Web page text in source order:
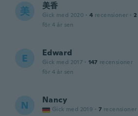
美 美香
Gick med 2020 · 4 recensioner · 2
för 4 år sen
E Edward
Gick med 2017 · 147 recensioner
för 4 år sen
N Nancy
Gick med 2019 · 7 recensioner